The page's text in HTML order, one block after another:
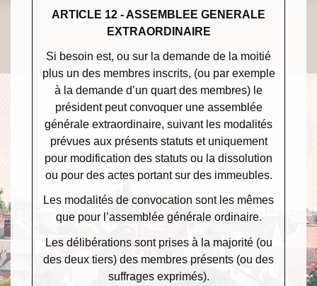
ARTICLE 12 - ASSEMBLEE GENERALE
EXTRAORDINAIRE
Si besoin est, ou sur la demande de la moitié
plus un des membres inscrits, (ou par exemple
à la demande d’un quart des membres) le
président peut convoquer une assemblée
générale extraordinaire, suivant les modalités
prévues aux présents statuts et uniquement
pour modification des statuts ou la dissolution
ou pour des actes portant sur des immeubles.
Les modalités de convocation sont les mêmes
que pour l’assemblée générale ordinaire.
Les délibérations sont prises à la majorité (ou
des deux tiers) des membres présents (ou des
suffrages exprimés).